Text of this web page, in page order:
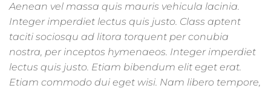
Aenean vel massa quis mauris vehicula lacinia.
Integer imperdiet lectus quis justo. Class aptent
taciti sociosqu ad litora torquent per conubia
nostra, per inceptos hymenaeos. Integer imperdiet
lectus quis justo. Etiam bibendum elit eget erat.
Etiam commodo dui eget wisi. Nam libero tempore,